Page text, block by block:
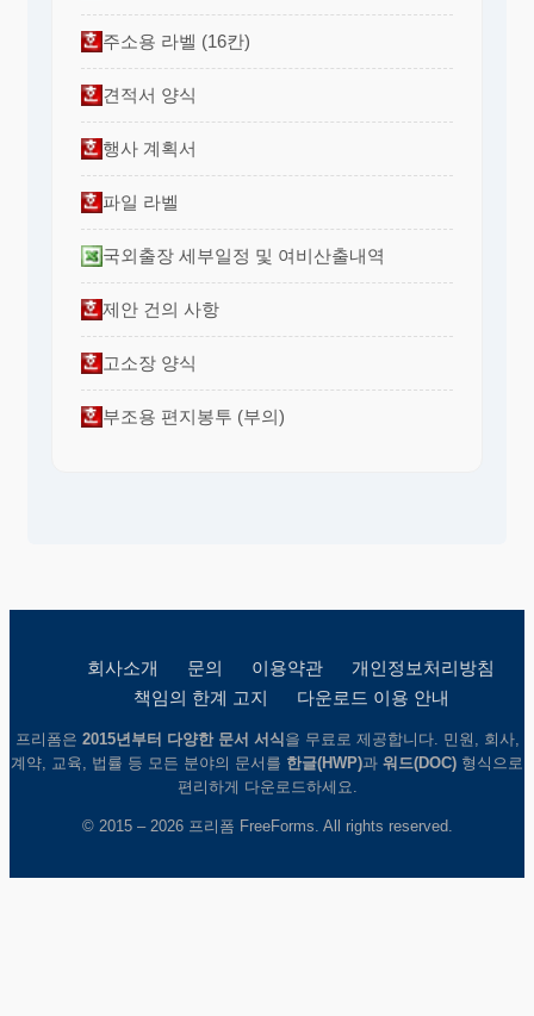
주소용 라벨 (16칸)
견적서 양식
행사 계획서
파일 라벨
국외출장 세부일정 및 여비산출내역
제안 건의 사항
고소장 양식
부조용 편지봉투 (부의)
회사소개 문의 이용약관
개인정보처리방침
책임의 한계 고지
다운로드 이용 안내
프리폼은 2015년부터 다양한 문서 서식 을 무료로 제공합니다. 민원, 회사,
계약, 교육, 법률 등 모든 분야의 문서를 한글(HWP)과 워드(DOC) 형식으로
편리하게 다운로드하세요.
© 2015 – 2026 프리폼 FreeForms. All rights reserved.